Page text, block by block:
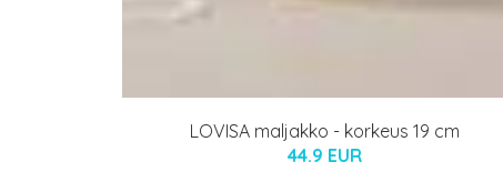
LOVISA maljakko - korkeus 19 cm
44.9 EUR